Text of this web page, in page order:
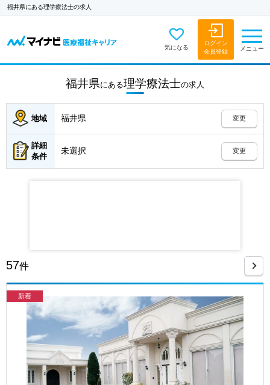
福井県にある理学療法士の求人
気になる
ログイン
会員登録
メニュー
福井県にある理学療法士の求人
地域 福井県 変更
詳細
条件
未選択 変更
57件
新着